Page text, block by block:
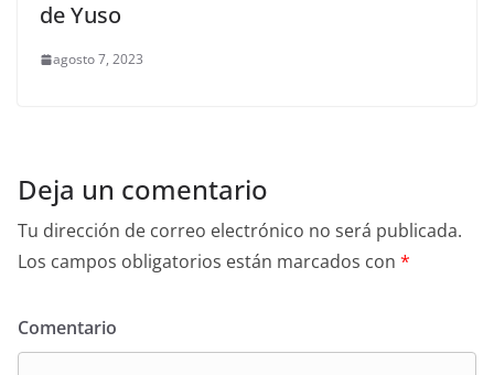
de Yuso
agosto 7, 2023
Deja un comentario
Tu dirección de correo electrónico no será publicada.
Los campos obligatorios están marcados con *
Comentario